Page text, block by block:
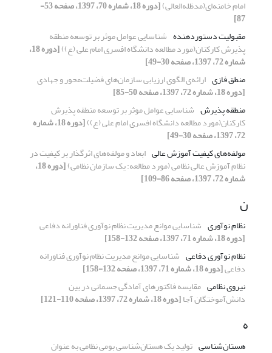
امام خامنه‌ای(مدظله‌العالی) [دوره 18، شماره 70، 1397، صفحه 53-
87]
مقبولیت دستوردهنده شناسایی عوامل موثر بر توسعه منطقه
پذیرش کارکنان(مورد مطالعه دانشگاه افسری امام علی (ع)) [دوره 18،
شماره 72، 1397، صفحه 30-49]
منطق فازی ارائه‌ی الگوی ارزیابی سازمان‌های فضیلت‌محور و جهادی
[دوره 18، شماره 72، 1397، صفحه 50-85]
منطقه پذیرش شناسایی عوامل موثر بر توسعه منطقه پذیرش
کارکنان(مورد مطالعه دانشگاه افسری امام علی (ع)) [دوره 18، شماره
72، 1397، صفحه 30-49]
مولفه‌های کیفیت آموزش عالی ابعاد و مولفه‌های اثرگذار بر کیفیت در
نظام آموزش عالی نظامی (مورد مطالعه: یک سازمان نظامی) [دوره 18،
شماره 72، 1397، صفحه 86-109]
ن
نظام نوآوری شناسایی موانع مدیریت نظام نوآوری فناورانه دفاعی
[دوره 18، شماره 71، 1397، صفحه 132-158]
نظام نوآوری دفاعی شناسایی موانع مدیریت نظام نوآوری فناورانه
دفاعی[دوره 18، شماره 71، 1397، صفحه 132-158]
نیروی نظامی مقایسه فاکتور‌های آمادگی جسمانی در بین
دانش‌آموختگان آجا[دوره 18، شماره 72، 1397، صفحه 110-121]
ه
هستان‌شناسی تولید یک هستان‌شناسی بومی نظامی به عنوان